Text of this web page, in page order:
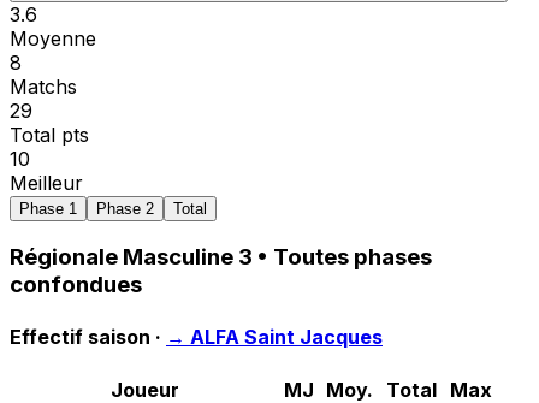
3.6
Moyenne
8
Matchs
29
Total pts
10
Meilleur
Phase 1 Phase 2 Total
Régionale Masculine 3 • Toutes phases
confondues
Effectif saison · → ALFA Saint Jacques
Joueur MJ Moy. Total Max